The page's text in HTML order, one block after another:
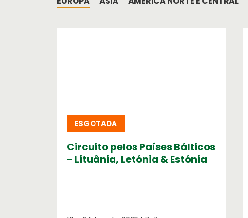
ESGOTADA
Circuito pelos Países Bálticos
- Lituânia, Letónia & Estónia